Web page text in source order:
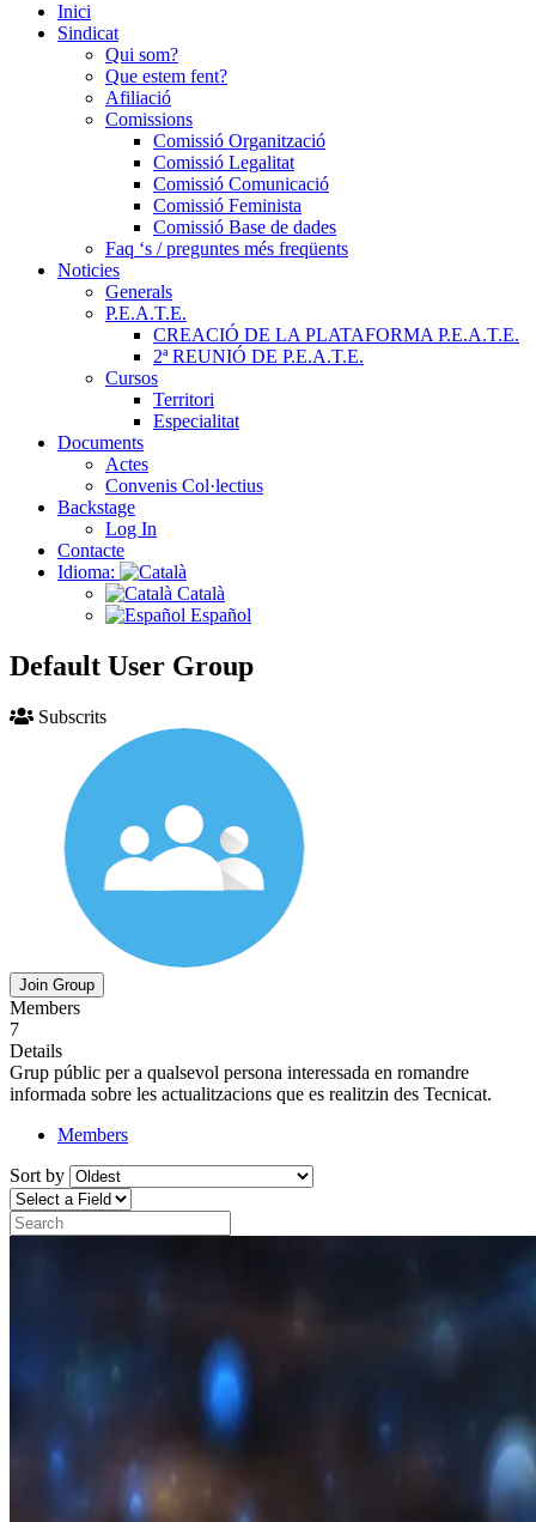
Inici
Sindicat
Qui som?
Que estem fent?
Afiliació
Comissions
Comissió Organització
Comissió Legalitat
Comissió Comunicació
Comissió Feminista
Comissió Base de dades
Faq ‘s / preguntes més freqüents
Noticies
Generals
P.E.A.T.E.
CREACIÓ DE LA PLATAFORMA P.E.A.T.E.
2ª REUNIÓ DE P.E.A.T.E.
Cursos
Territori
Especialitat
Documents
Actes
Convenis Col·lectius
Backstage
Log In
Contacte
Idioma:
Català
Español
Default User Group
Subscrits
Join Group
Members
7
Details
Grup públic per a qualsevol persona interessada en romandre
informada sobre les actualitzacions que es realitzin des Tecnicat.
Members
Sort by